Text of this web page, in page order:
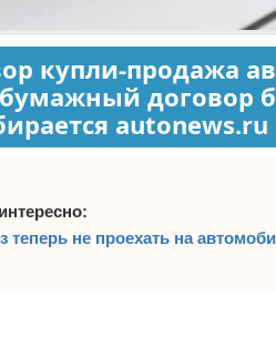
купли-продажа
договор
autonews.ru
теперь не проехать на